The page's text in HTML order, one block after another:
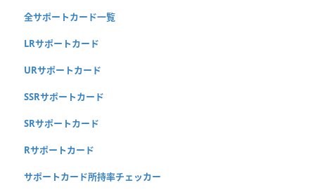
全サポートカード一覧
LRサポートカード
URサポートカード
SSRサポートカード
SRサポートカード
Rサポートカード
サポートカード所持率チェッカー